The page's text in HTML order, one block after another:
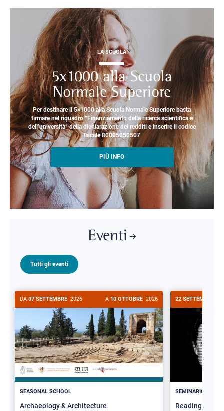
LA SCUOLA
5x1000 alla Scuola
Normale Superiore
Per destinare il 5×1000 alla Scuola Normale Superiore basta
firmare nel riquadro “Finanziamento della ricerca scientifica e
dell’università” della dichiarazione dei redditi e inserire il codice
fiscale 80005050507
PIÙ INFO
Eventi
Tutti gli eventi
DA 07 SETTEMBRE 2026 A 10 OTTOBRE 2026
SEASONAL SCHOOL
Archaeology & Architecture
22 SETTEMBRE
SEMINARIO
Reading